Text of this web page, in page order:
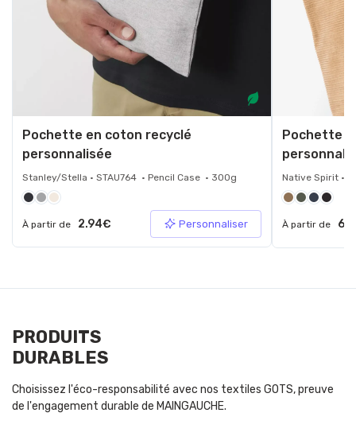
Pochette en coton recyclé
personnalisée
Stanley/Stella • STAU764 • Pencil Case • 300g
À partir de 2.94€ Personnaliser
Pochette
Native Spirit •
À partir de
PRODUITS
DURABLES
Choisissez l'éco-responsabilité avec nos textiles GOTS, preuve
de l'engagement durable de MAINGAUCHE.